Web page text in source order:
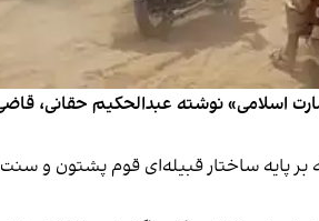
اسلامی» نوشته عبدالحکیم حقانی،
بر پایه ساختار قبیله‌ای قوم پشتون